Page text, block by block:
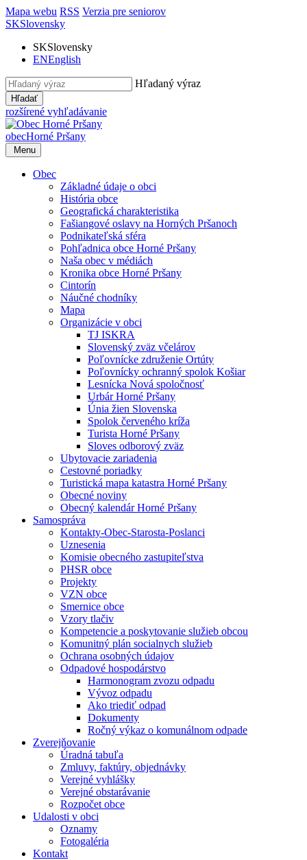
Mapa webu RSS Verzia pre seniorov
SKSlovensky
SKSlovensky
ENEnglish
Hľadaný výraz
Hľadať
rozšírené vyhľadávanie
obecHorné Pršany
Menu
Obec
Základné údaje o obci
História obce
Geografická charakteristika
Fašiangové oslavy na Horných Pršanoch
Podnikateľská sféra
Pohľadnica obce Horné Pršany
Naša obec v médiách
Kronika obce Horné Pršany
Cintorín
Náučné chodníky
Mapa
Organizácie v obci
TJ ISKRA
Slovenský zväz včelárov
Poľovnícke združenie Ortúty
Poľovnícky ochranný spolok Košiar
Lesnícka Nová spoločnosť
Urbár Horné Pršany
Únia žien Slovenska
Spolok červeného kríža
Turista Horné Pršany
Sloves odborový zväz
Ubytovacie zariadenia
Cestovné poriadky
Turistická mapa katastra Horné Pršany
Obecné noviny
Obecný kalendár Horné Pršany
Samospráva
Kontakty-Obec-Starosta-Poslanci
Uznesenia
Komisie obecného zastupiteľstva
PHSR obce
Projekty
VZN obce
Smernice obce
Vzory tlačiv
Kompetencie a poskytovanie služieb obcou
Komunitný plán socialnych služieb
Ochrana osobných údajov
Odpadové hospodárstvo
Harmonogram zvozu odpadu
Vývoz odpadu
Ako triediť odpad
Dokumenty
Ročný výkaz o komunálnom odpade
Zverejňovanie
Úradná tabuľa
Zmluvy, faktúry, objednávky
Verejné vyhlášky
Verejné obstarávanie
Rozpočet obce
Udalosti v obci
Oznamy
Fotogaléria
Kontakt